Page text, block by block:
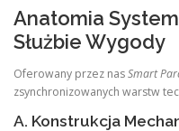
Anatomia
Służbie Wygody
Oferowany przez nasSmart
zsynchronizowanych warstw
A. Konstrukcja